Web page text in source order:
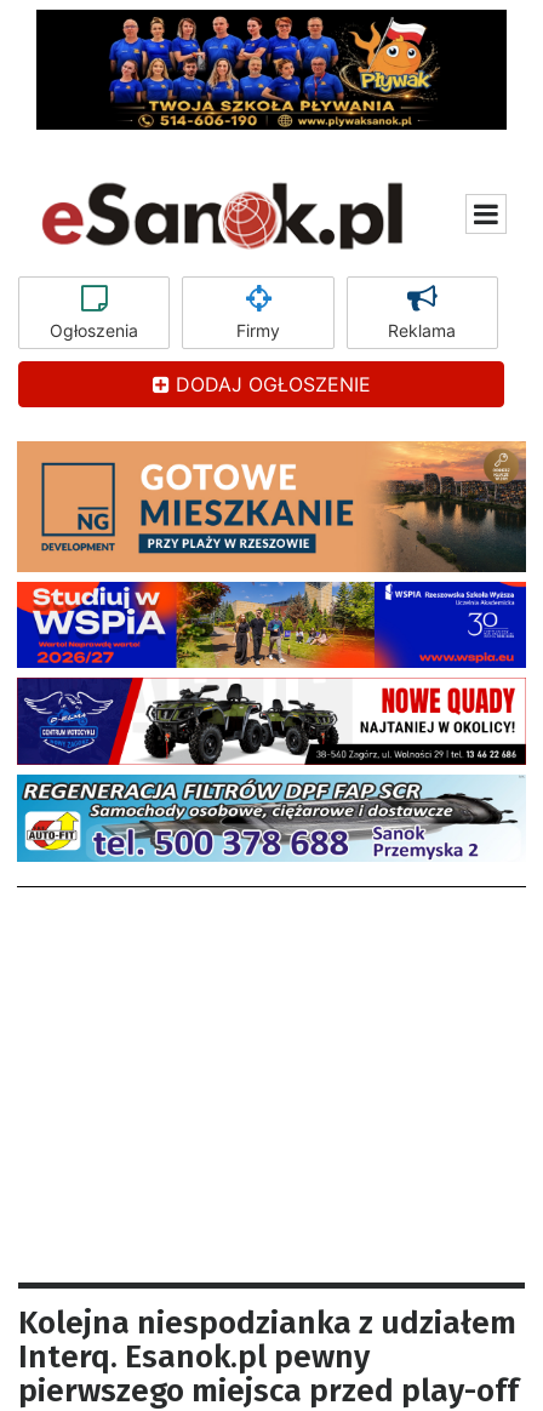
Ogłoszenia Firmy Reklama
DODAJ OGŁOSZENIE
Kolejna niespodzianka z udziałem
Interq. Esanok.pl pewny
pierwszego miejsca przed play-off